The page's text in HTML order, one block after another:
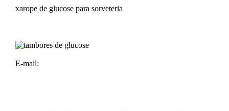
xarope de glucose para sorveteria
E-mail: